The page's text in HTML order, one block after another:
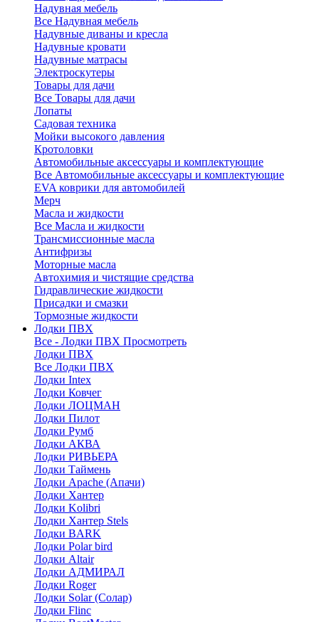
Надувная мебель
Все Надувная мебель
Надувные диваны и кресла
Надувные кровати
Надувные матрасы
Электроскутеры
Товары для дачи
Все Товары для дачи
Лопаты
Садовая техника
Мойки высокого давления
Кротоловки
Автомобильные аксессуары и комплектующие
Все Автомобильные аксессуары и комплектующие
EVA коврики для автомобилей
Мерч
Масла и жидкости
Все Масла и жидкости
Трансмиссионные масла
Антифризы
Моторные масла
Автохимия и чистящие средства
Гидравлические жидкости
Присадки и смазки
Тормозные жидкости
Лодки ПВХ
Все - Лодки ПВХ Просмотреть
Лодки ПВХ
Все Лодки ПВХ
Лодки Intex
Лодки Ковчег
Лодки ЛОЦМАН
Лодки Пилот
Лодки Румб
Лодки АКВА
Лодки РИВЬЕРА
Лодки Таймень
Лодки Apache (Апачи)
Лодки Хантер
Лодки Kolibri
Лодки Хантер Stels
Лодки BARK
Лодки Polar bird
Лодки Altair
Лодки АДМИРАЛ
Лодки Roger
Лодки Solar (Солар)
Лодки Flinc